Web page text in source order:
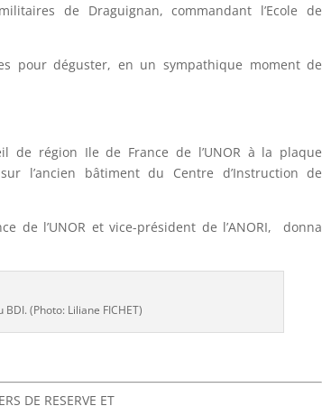
de Draguignan, commandant l’Ecole de
pour déguster, en un sympathique moment de
de région Ile de France de l’UNOR à la plaque
l’ancien bâtiment du Centre d’Instruction de
de l’UNOR et vice-président de l’ANORI, donna
(Photo: Liliane FICHET)
DE RESERVE ET